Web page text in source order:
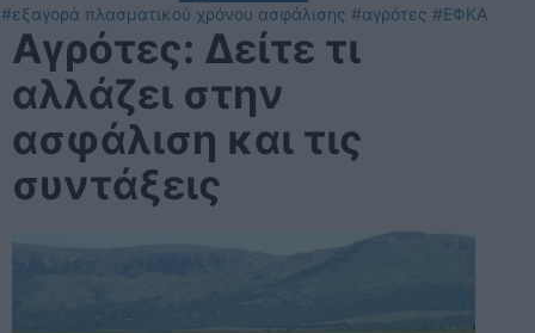
#εξαγορά πλασματικού χρόνου ασφάλισης #αγρότες #ΕΦΚΑ
Αγρότες: Δείτε τι
αλλάζει στην
ασφάλιση και τις
συντάξεις